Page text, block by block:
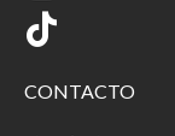
CONTACTO